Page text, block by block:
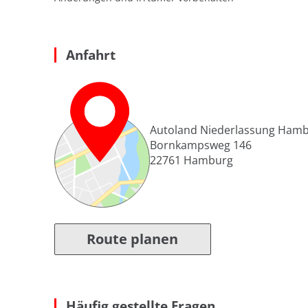
Anfahrt
Autoland Niederlassung
Bornkampsweg 146
22761 Hamburg
Route planen